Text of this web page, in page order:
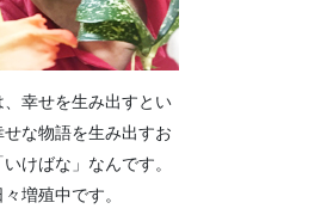
幸せを生み出すとい
な物語を生み出すお
けばな」なんです。
増殖中です。